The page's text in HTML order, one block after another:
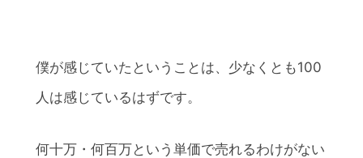
僕が感じていたということは、少なくとも100
人は感じているはずです。
何十万・何百万という単価で売れるわけがない